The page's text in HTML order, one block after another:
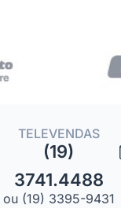
TELEVENDAS
(19)
3741.4488
ou (19) 3395-9431